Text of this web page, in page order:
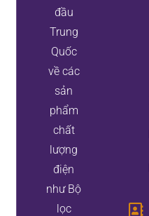
đầu
Trung
Quốc
về các
sản
phẩm
chất
lượng
điện
như Bộ
lọc